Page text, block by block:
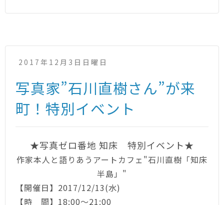
2017年12月3日日曜日
写真家”石川直樹さん”が来
町！特別イベント
★写真ゼロ番地 知床 特別イベント★
作家本人と語りあうアートカフェ"石川直樹「知床
半島」"
【開催日】2017/12/13(水)
【時 間】18:00～21:00